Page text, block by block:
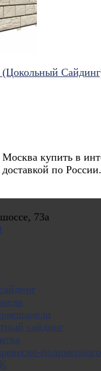
купить в
по России.
73а
сайдинг